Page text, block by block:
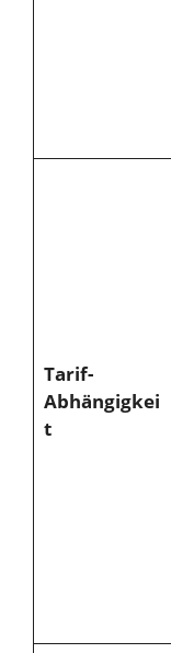
Tarif-
Abhängigkei
t